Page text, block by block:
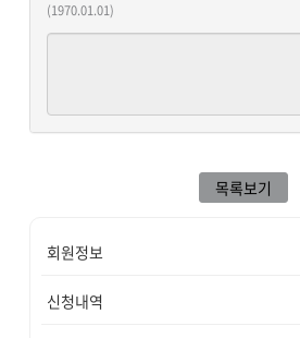
(1970.01.01)
목록보기
회원정보
신청내역